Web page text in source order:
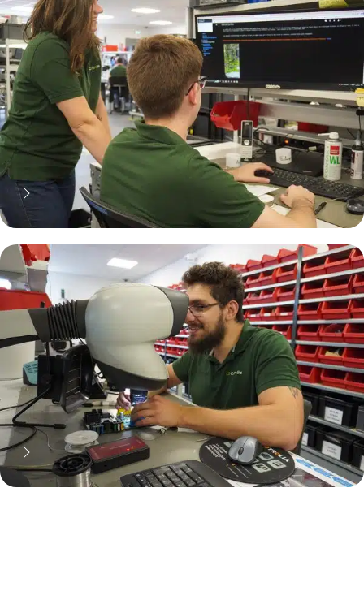
70% moins cher qu'une pièce
neuve... mais pas que !
Pourquoi réparer ?